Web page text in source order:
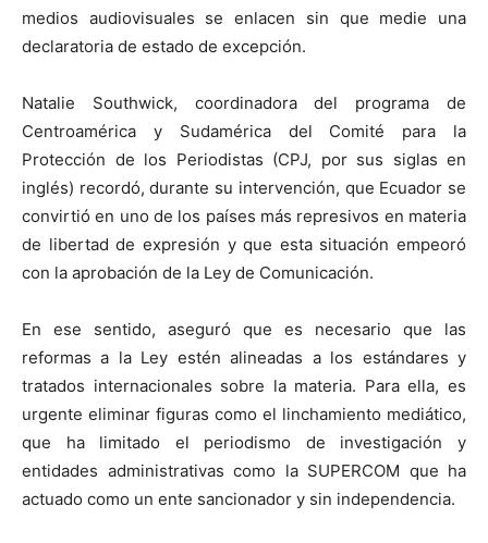
medios audiovisuales se enlacen sin que medie una
declaratoria de estado de excepción.
Natalie Southwick, coordinadora del programa de
Centroamérica y Sudamérica del Comité para la
Protección de los Periodistas (CPJ, por sus siglas en
inglés) recordó, durante su intervención, que Ecuador se
convirtió en uno de los países más represivos en materia
de libertad de expresión y que esta situación empeoró
con la aprobación de la Ley de Comunicación.
En ese sentido, aseguró que es necesario que las
reformas a la Ley estén alineadas a los estándares y
tratados internacionales sobre la materia. Para ella, es
urgente eliminar figuras como el linchamiento mediático,
que ha limitado el periodismo de investigación y
entidades administrativas como la SUPERCOM que ha
actuado como un ente sancionador y sin independencia.